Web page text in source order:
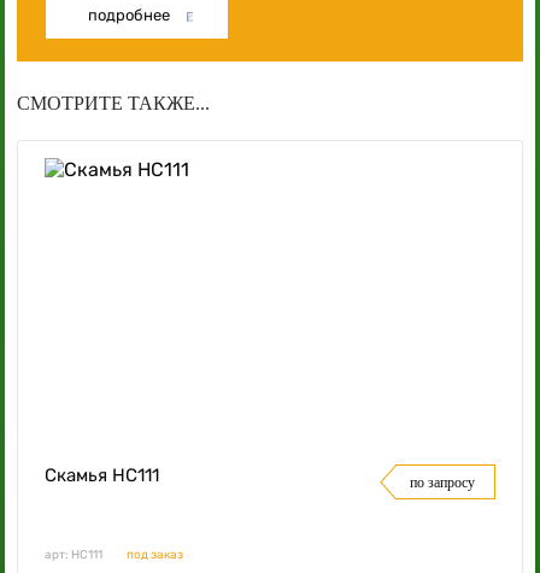
подробнее
СМОТРИТЕ ТАКЖЕ...
Скамья НС111 по запросу
арт: НС111 под заказ